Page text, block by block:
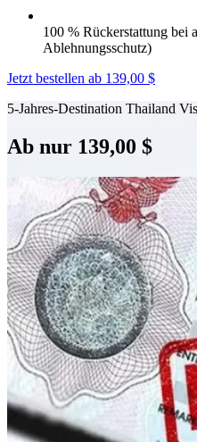
100 % Rückerstattung bei
Ablehnungsschutz)
Jetzt bestellen ab 139,00 $
5-Jahres-Destination Thailand
Ab nur 139,00 $